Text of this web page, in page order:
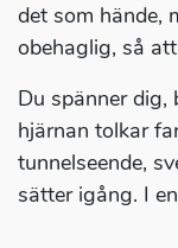
det som hände,
obehaglig, så
Du spänner dig,
hjärnan tolkar
tunnelseende,
sätter igång. I